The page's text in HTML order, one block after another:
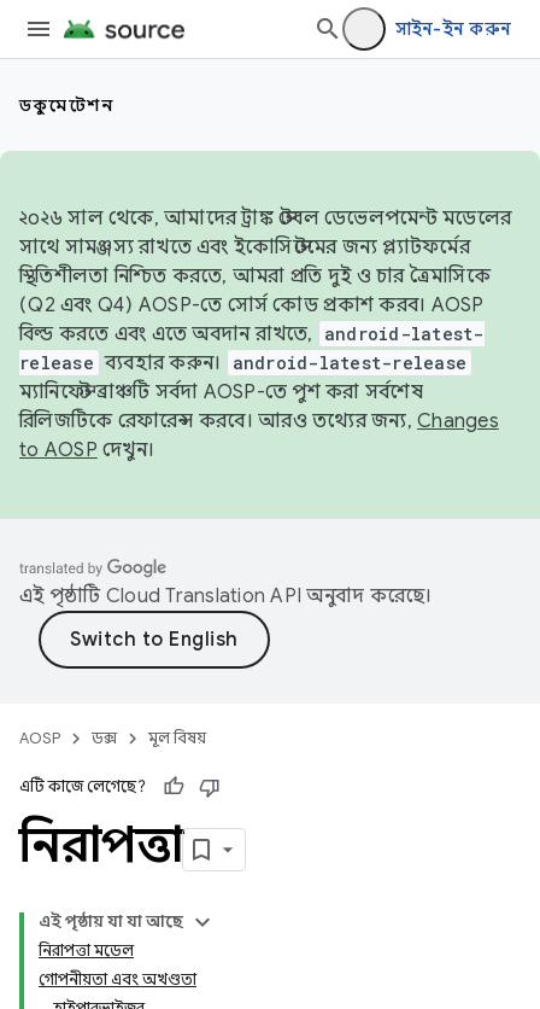
সাইন-ইন করুন
ডকুমেন্টেশন
২০২৬ সাল থেকে, আমাদের ট্রাঙ্ক স্টেবল ডেভেলপমেন্ট মডেলের
সাথে সামঞ্জস্য রাখতে এবং ইকোসিস্টেমের জন্য প্ল্যাটফর্মের
স্থিতিশীলতা নিশ্চিত করতে, আমরা প্রতি দুই ও চার ত্রৈমাসিকে
(Q2 এবং Q4) AOSP-তে সোর্স কোড প্রকাশ করব। AOSP
বিল্ড করতে এবং এতে অবদান রাখতে,
android-latest-
release ব্যবহার করুন। android-latest-release
ম্যানিফেস্ট ব্রাঞ্চটি সর্বদা AOSP-তে পুশ করা সর্বশেষ
রিলিজটিকে রেফারেন্স করবে। আরও তথ্যের জন্য, Changes
to AOSP দেখুন।
এই পৃষ্ঠাটি Cloud Translation API অনুবাদ করেছে।
AOSP ডক্স মূল বিষয়
এটি কাজে লেগেছে?
নিরাপত্তা
এই পৃষ্ঠায় যা যা আছে
নিরাপত্তা মডেল
গোপনীয়তা এবং অখণ্ডতা